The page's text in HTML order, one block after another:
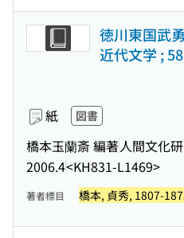
徳川東国武
近代文学 ;
紙 図書
橋本玉蘭斎 編著人間文化
2006.4<KH831-L1469>
著者標目 橋本, 貞秀, 1807-